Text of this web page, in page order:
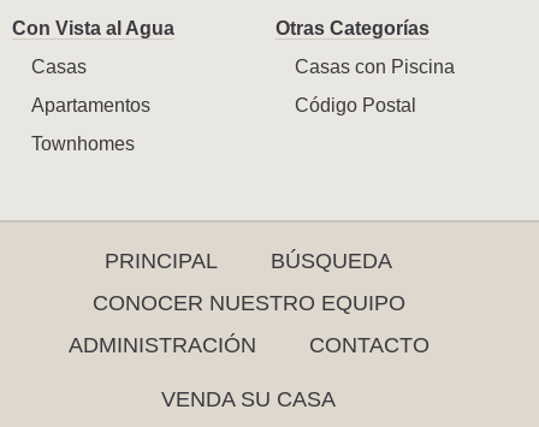
Con Vista al Agua
Casas
Apartamentos
Townhomes
Otras Categorías
Casas con Piscina
Código Postal
PRINCIPAL
BÚSQUEDA
CONOCER NUESTRO EQUIPO
ADMINISTRACIÓN
CONTACTO
VENDA SU CASA